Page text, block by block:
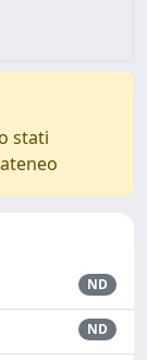
stati
ND
ND